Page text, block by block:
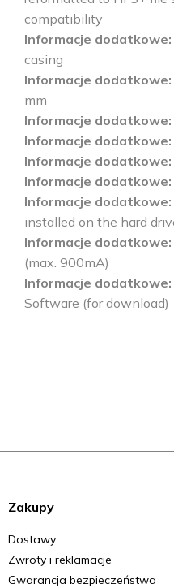
compatibility
Informacje dodatkowe
casing
Informacje dodatkowe
mm
Informacje dodatkowe
Informacje dodatkowe
Informacje dodatkowe
Informacje dodatkowe
Informacje dodatkowe
installed on the hard
Informacje dodatkowe
(max. 900mA)
Informacje dodatkowe
Software (for download)
Zakupy
Dostawy
Zwroty i reklamacje
Gwarancja bezpieczeństwa